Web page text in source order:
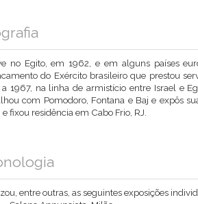
no Egito, em 1962, e em alguns países
do Exército brasileiro que prestou
a 1967, na linha de armistício entre Israel e
com Pomodoro, Fontana e Baj e expôs
e fixou residência em Cabo Frio, RJ.
entre outras, as seguintes exposições